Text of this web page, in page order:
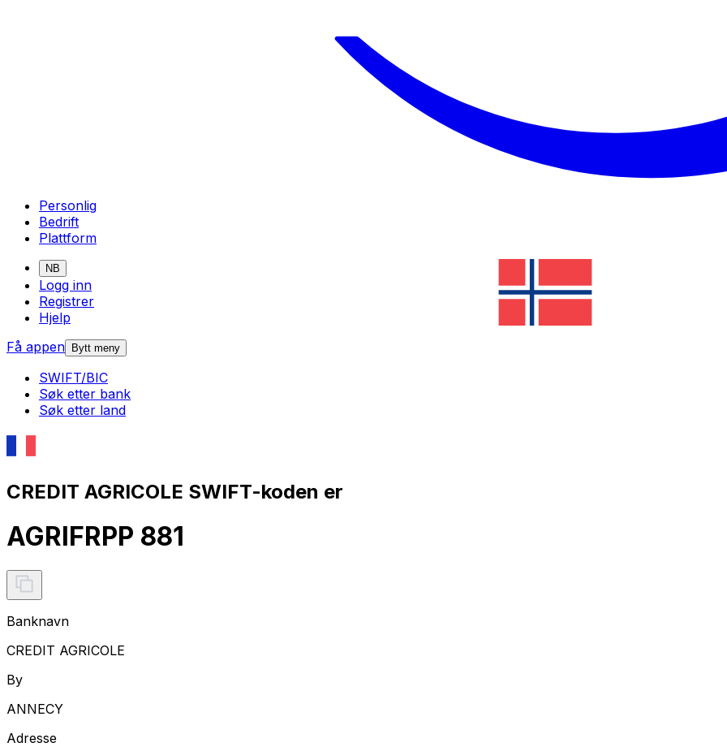
Personlig
Bedrift
Plattform
NB
Logg inn
Registrer
Hjelp
Få appen Bytt meny
SWIFT/BIC
Søk etter bank
Søk etter land
CREDIT AGRICOLE SWIFT-koden er
AGRIFRPP 881
Banknavn
CREDIT AGRICOLE
By
ANNECY
Adresse